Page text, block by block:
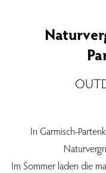
In Garmisch-
Im Sommer laden die